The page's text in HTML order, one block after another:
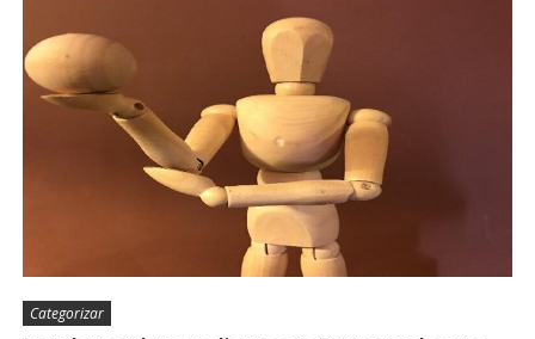
Categorizar